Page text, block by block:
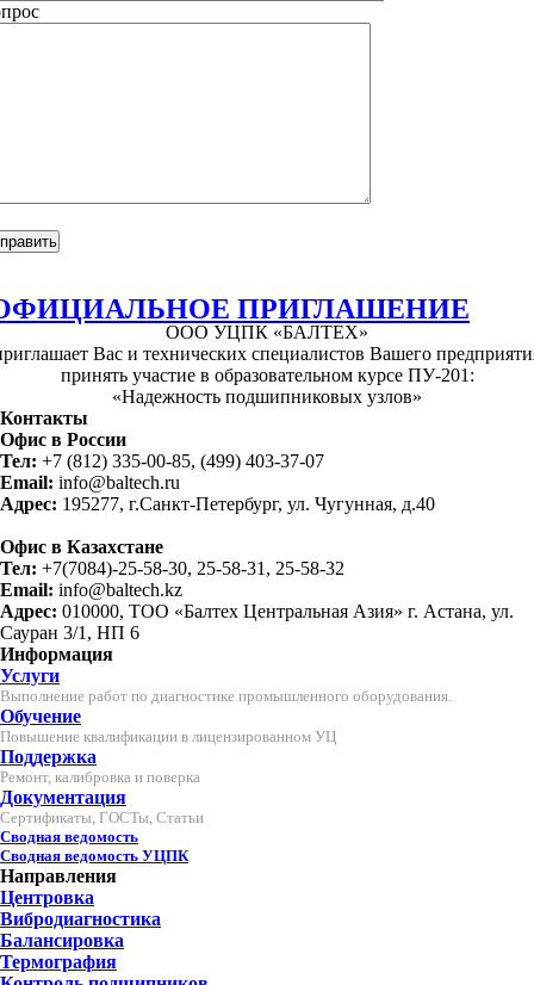
ПРИГЛАШЕНИЕ
ООО УЦПК «БАЛТЕХ»
Вас и технических специалистов Вашего
принять участие в образовательном курсе ПУ-201:
«Надежность подшипниковых узлов»
Контакты
Офис в России
Тел: +7 (812) 335-00-85, (499) 403-37-07
Email: info@baltech.ru
Адрес: 195277, г.Санкт-Петербург, ул. Чугунная, д.40
Офис в Казахстане
Тел: +7(7084)-25-58-30, 25-58-31, 25-58-32
Email: info@baltech.kz
Адрес: 010000, ТОО «Балтех Центральная Азия» г. Астана, ул.
Сауран 3/1, НП 6
Информация
Услуги
Выполнение работ по диагностике промышленного оборудования.
Обучение
Повышение квалификации в лицензированном УЦ
Поддержка
Ремонт, калибровка и поверка
Документация
Сертификаты, ГОСТы, Статьи
Сводная ведомость
Сводная ведомость УЦПК
Направления
Центровка
Вибродиагностика
Балансировка
Термография